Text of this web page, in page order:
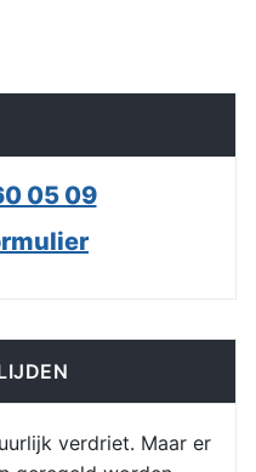
05 09
verdriet. Maar er